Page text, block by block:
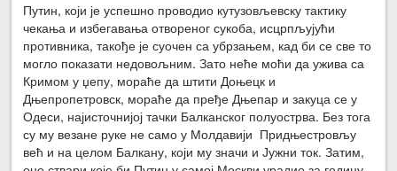
Путин, који је успешно проводио кутузовљевску тактику
чекања и избегавања отвореног сукоба, исцрпљујући
противника, такође је суочен са убрзањем, кад би се све то
могло показати недовољним. Зато неће моћи да ужива са
Кримом у џепу, мораће да штити Доњецк и
Дњепропетровск, мораће да пређе Дњепар и закуца се у
Одеси, најисточнијој тачки Балканског полуострва. Без тога
су му везане руке не само у Молдавији Придњестровљу
већ и на целом Балкану, који му значи и Јужни ток. Затим,